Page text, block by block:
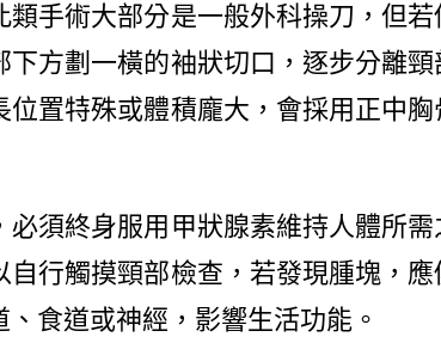
手術大部分是一般外科操刀，但
方劃一橫的袖狀切口，逐步分離
置特殊或體積龐大，會採用正中
終身服用甲狀腺素維持人體所需
行觸摸頸部檢查，若發現腫塊，
食道或神經，影響生活功能。